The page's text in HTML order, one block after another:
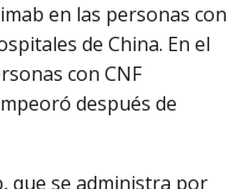
en las personas con
de China. En el
con CNF
después de
que se administra por